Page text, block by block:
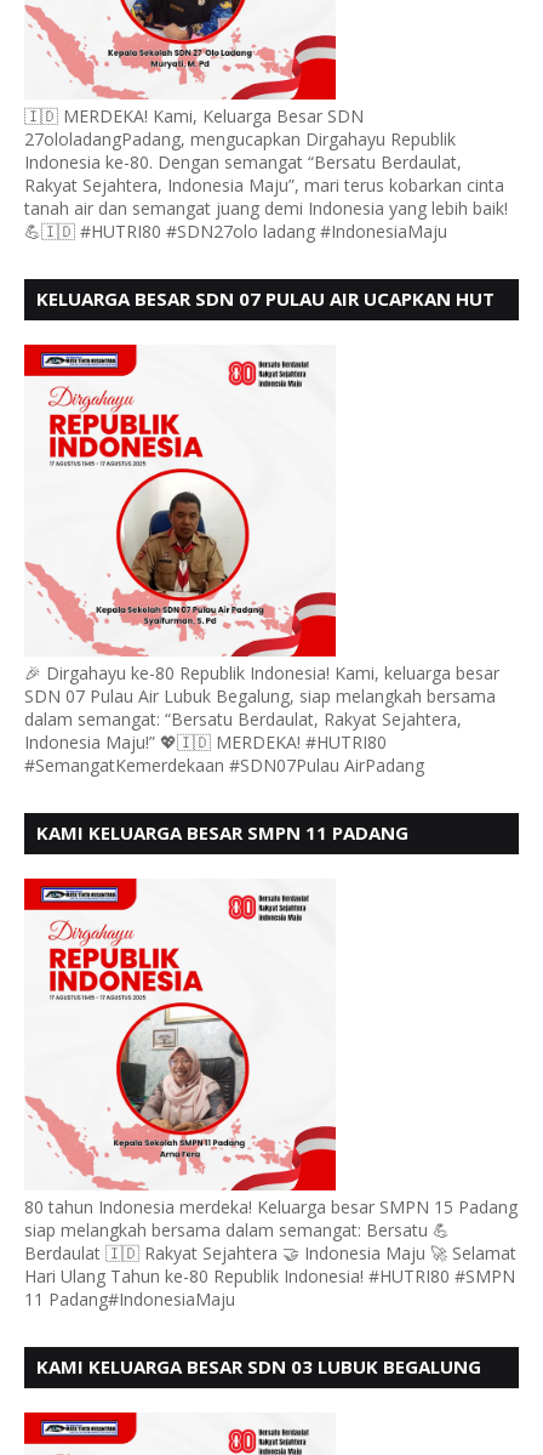
🇮🇩 MERDEKA! Kami, Keluarga Besar SDN
27ololadangPadang, mengucapkan Dirgahayu Republik
Indonesia ke-80. Dengan semangat “Bersatu Berdaulat,
Rakyat Sejahtera, Indonesia Maju”, mari terus kobarkan cinta
tanah air dan semangat juang demi Indonesia yang lebih baik!
💪🇮🇩 #HUTRI80 #SDN27olo ladang #IndonesiaMaju
KELUARGA BESAR SDN 07 PULAU AIR UCAPKAN HUT
🎉 Dirgahayu ke-80 Republik Indonesia! Kami, keluarga besar
SDN 07 Pulau Air Lubuk Begalung, siap melangkah bersama
dalam semangat: “Bersatu Berdaulat, Rakyat Sejahtera,
Indonesia Maju!” 💖🇮🇩 MERDEKA! #HUTRI80
#SemangatKemerdekaan #SDN07Pulau AirPadang
KAMI KELUARGA BESAR SMPN 11 PADANG
BERDAULAT
80 tahun Indonesia merdeka! Keluarga besar SMPN 15 Padang
siap melangkah bersama dalam semangat: Bersatu 💪
Berdaulat 🇮🇩 Rakyat Sejahtera 🤝 Indonesia Maju 🚀 Selamat
Hari Ulang Tahun ke-80 Republik Indonesia! #HUTRI80 #SMPN
11 Padang#IndonesiaMaju
KAMI KELUARGA BESAR SDN 03 LUBUK BEGALUNG